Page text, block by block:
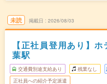
未読 掲載日 2026/08/03
【正社員登用あり】
葉駅
交通費別途支給あり 残業なし
正社員への紹介予定派遣